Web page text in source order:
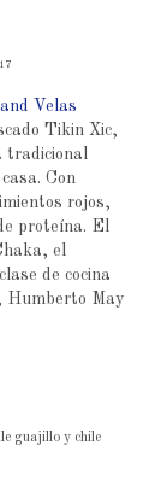
Velas
Tikin Xic,
tradicional
Con
rojos,
proteína. El
el
de cocina
Humberto May
guajillo y chile